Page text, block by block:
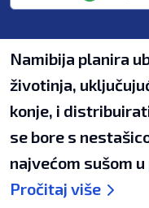
Namibija planira
životinja,
konje, i
se bore s
najvećom sušom
Pročitaj više